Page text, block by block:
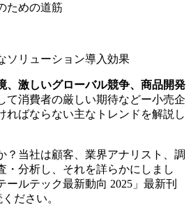
ための道筋
ソリューション導入効果
、激しいグローバル競争、商品開発
て消費者の厳しい期待などー小売企
ればならない主なトレンドを解説し
？当社は顧客、業界アナリスト、調
・分析し、それを詳らかにしまし
ールテック最新動向 2025」最新刊
ださい。